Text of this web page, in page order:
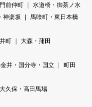
前仲町
水道橋・御茶ノ水
神楽坂
馬喰町・東日本橋
町
大森・蒲田
井・国分寺・国立
町田
大久保・高田馬場